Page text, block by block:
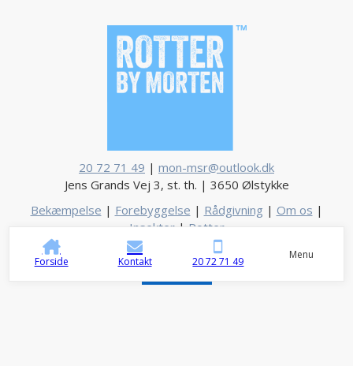
Forside Kontakt 20 72 71 49 Menu
20 72 71 49 | mon-msr@outlook.dk
Jens Grands Vej 3, st. th. | 3650 Ølstykke
Bekæmpelse | Forebyggelse | Rådgivning | Om os |
Insekter| Rotter